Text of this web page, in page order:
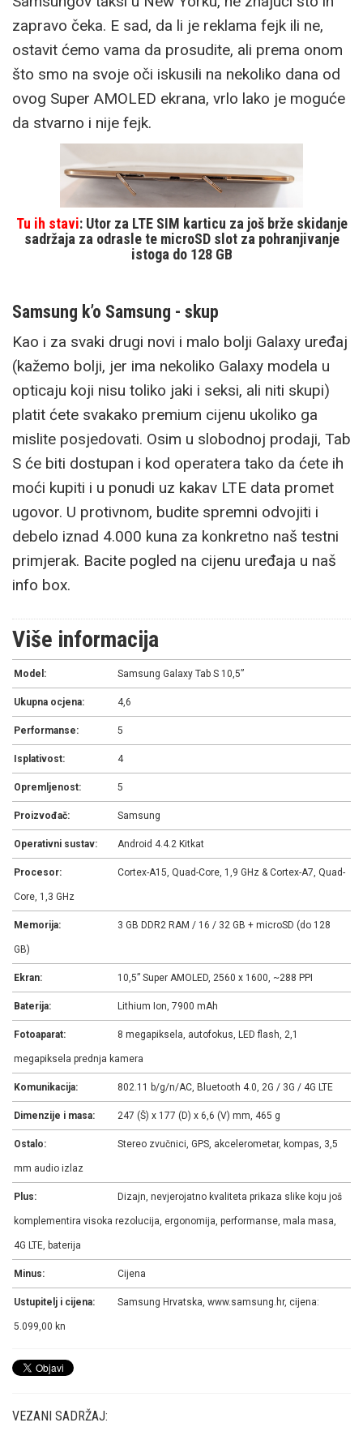
zapravo čeka. E sad, da li je reklama fejk ili ne,
ostavit ćemo vama da prosudite, ali prema onom
što smo na svoje oči iskusili na nekoliko dana od
ovog Super AMOLED ekrana, vrlo lako je moguće
da stvarno i nije fejk.
Tu ih stavi: Utor za LTE SIM karticu za još brže skidanje
sadržaja za odrasle te microSD slot za pohranjivanje
istoga do 128 GB
Samsung k’o Samsung - skup
Kao i za svaki drugi novi i malo bolji Galaxy uređaj
(kažemo bolji, jer ima nekoliko Galaxy modela u
opticaju koji nisu toliko jaki i seksi, ali niti skupi)
platit ćete svakako premium cijenu ukoliko ga
mislite posjedovati. Osim u slobodnoj prodaji, Tab
S će biti dostupan i kod operatera tako da ćete ih
moći kupiti i u ponudi uz kakav LTE data promet
ugovor. U protivnom, budite spremni odvojiti i
debelo iznad 4.000 kuna za konkretno naš testni
primjerak. Bacite pogled na cijenu uređaja u naš
info box.
Više informacija
Model: Samsung Galaxy Tab S 10,5”
Ukupna ocjena: 4,6
Performanse: 5
Isplativost: 4
Opremljenost: 5
Proizvođač: Samsung
Operativni sustav: Android 4.4.2 Kitkat
Procesor: Cortex-A15, Quad-Core, 1,9 GHz & Cortex-A7, Quad-
Core, 1,3 GHz
Memorija: 3 GB DDR2 RAM / 16 / 32 GB + microSD (do 128
GB)
Ekran: 10,5” Super AMOLED, 2560 x 1600, ~288 PPI
Baterija: Lithium Ion, 7900 mAh
Fotoaparat: 8 megapiksela, autofokus, LED flash, 2,1
megapiksela prednja kamera
Komunikacija: 802.11 b/g/n/AC, Bluetooth 4.0, 2G / 3G / 4G LTE
Dimenzije i masa: 247 (Š) x 177 (D) x 6,6 (V) mm, 465 g
Ostalo: Stereo zvučnici, GPS, akcelerometar, kompas, 3,5
mm audio izlaz
Plus: Dizajn, nevjerojatno kvaliteta prikaza slike koju još
komplementira visoka rezolucija, ergonomija, performanse, mala masa,
4G LTE, baterija
Minus: Cijena
Ustupitelj i cijena: Samsung Hrvatska, www.samsung.hr, cijena:
5.099,00 kn
VEZANI SADRŽAJ: